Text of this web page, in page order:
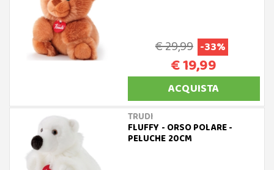
€ 29,99 -33%
€ 19,99
ACQUISTA
TRUDI
FLUFFY - ORSO POLARE -
PELUCHE 20CM